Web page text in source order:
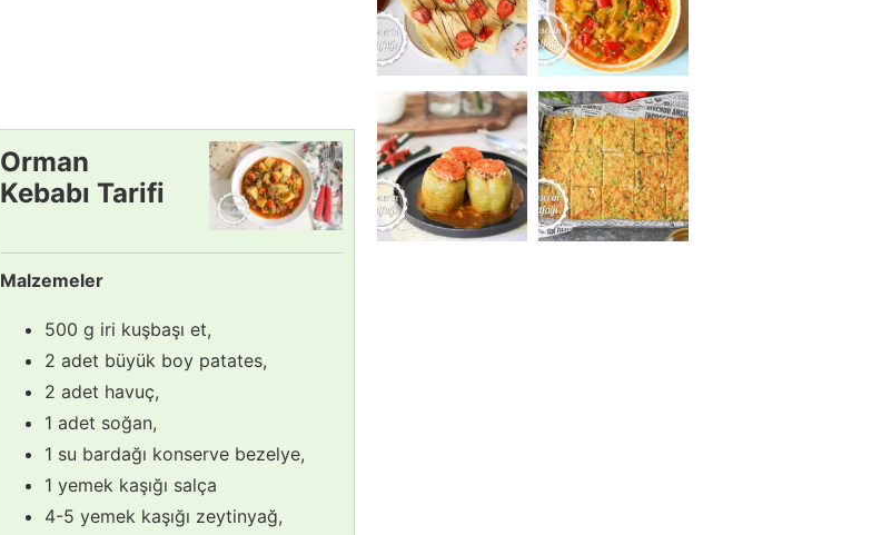
Orman
Kebabı Tarifi
Malzemeler
500 g iri kuşbaşı et,
2 adet büyük boy patates,
2 adet havuç,
1 adet soğan,
1 su bardağı konserve bezelye,
1 yemek kaşığı salça
4-5 yemek kaşığı zeytinyağ,